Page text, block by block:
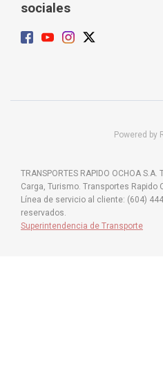
sociales
Powered by
TRANSPORTES RAPIDO OCHOA
Carga, Turismo. Transportes Rapido
Línea de servicio al cliente: (604)
reservados.
Superintendencia de Transporte